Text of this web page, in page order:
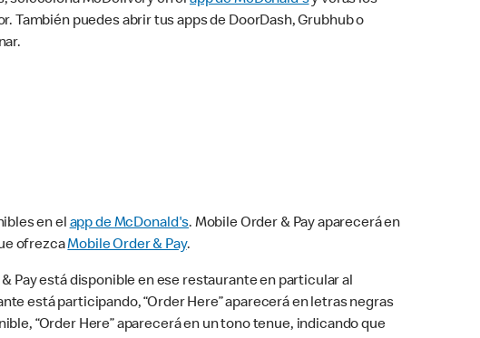
También puedes abrir tus apps de DoorDash, Grubhub o
en elapp de McDonald's. Mobile Order & Pay aparecerá en
ofrezcaMobile Order & Pay.
Pay está disponible en ese restaurante en particular al
está participando, “Order Here” aparecerá en letras negras
“Order Here” aparecerá en un tono tenue, indicando que